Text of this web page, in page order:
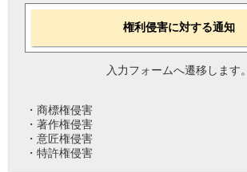
権利侵害に対する通知
入力フォームへ遷移します。
・商標権侵害
・著作権侵害
・意匠権侵害
・特許権侵害